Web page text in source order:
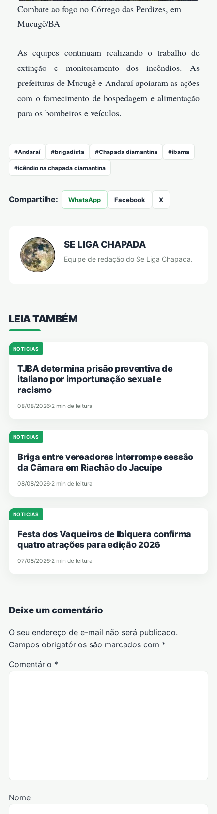
Combate ao fogo no Córrego das Perdizes, em
Mucugê/BA
As equipes continuam realizando o trabalho de
extinção e monitoramento dos incêndios. As
prefeituras de Mucugê e Andaraí apoiaram as ações
com o fornecimento de hospedagem e alimentação
para os bombeiros e veículos.
#Andaraí #brigadista #Chapada diamantina #ibama
#icêndio na chapada diamantina
Compartilhe: WhatsApp Facebook X
SE LIGA CHAPADA
Equipe de redação do Se Liga Chapada.
LEIA TAMBÉM
NOTICIAS
TJBA determina prisão preventiva de
italiano por importunação sexual e
racismo
08/08/2026 2 min de leitura
NOTICIAS
Briga entre vereadores interrompe sessão
da Câmara em Riachão do Jacuípe
08/08/2026 2 min de leitura
NOTICIAS
Festa dos Vaqueiros de Ibiquera confirma
quatro atrações para edição 2026
07/08/2026 2 min de leitura
Deixe um comentário
O seu endereço de e-mail não será publicado.
Campos obrigatórios são marcados com *
Comentário *
Nome